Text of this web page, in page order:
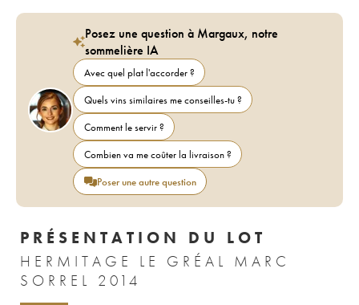
Posez une question à Margaux, notre
sommelière IA
Avec quel plat l'accorder ?
Quels vins similaires me conseilles-tu ?
Comment le servir ?
Combien va me coûter la livraison ?
Poser une autre question
PRÉSENTATION DU LOT
HERMITAGE LE GRÉAL MARC
SORREL 2014